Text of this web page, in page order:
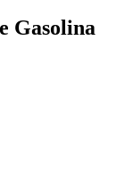
Gasolina